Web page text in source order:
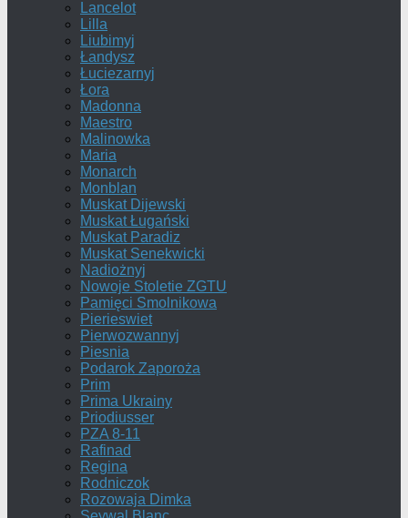
Lancelot
Lilla
Liubimyj
Łandysz
Łuciezarnyj
Łora
Madonna
Maestro
Malinowka
Maria
Monarch
Monblan
Muskat Dijewski
Muskat Ługański
Muskat Paradiz
Muskat Senekwicki
Nadiożnyj
Nowoje Stoletie ZGTU
Pamięci Smolnikowa
Pierieswiet
Pierwozwannyj
Piesnia
Podarok Zaporoża
Prim
Prima Ukrainy
Priodiusser
PZA 8-11
Rafinad
Regina
Rodniczok
Rozowaja Dimka